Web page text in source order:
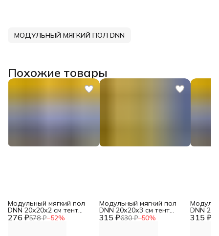
МОДУЛЬНЫЙ МЯГКИЙ ПОЛ DNN
Похожие товары
276 ₽578 ₽−52%
Модульный мягкий пол
DNN 20х20х2 см тент
серый 315 ₽630 ₽−50%
Модульный мягкий пол
DNN 20х20х3 см тент
желтый 315 ₽
DNN
серый